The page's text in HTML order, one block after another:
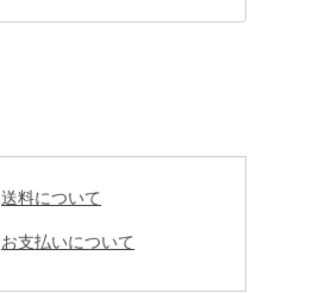
送料について
お支払いについて